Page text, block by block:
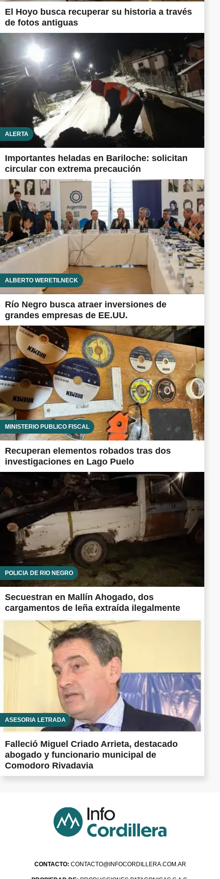
El Hoyo busca recuperar su historia a través
de fotos antiguas
ALERTA
Importantes heladas en Bariloche: solicitan
circular con extrema precaución
ALBERTO WERETILNECK
Río Negro busca atraer inversiones de
grandes empresas de EE.UU.
MINISTERIO PÚBLICO FISCAL
Recuperan elementos robados tras dos
investigaciones en Lago Puelo
POLICÍA DE RÍO NEGRO
Secuestran en Mallín Ahogado, dos
cargamentos de leña extraída ilegalmente
ASESORÍA LETRADA
Falleció Miguel Criado Arrieta, destacado
abogado y funcionario municipal de
Comodoro Rivadavia
CONTACTO: CONTACTO@INFOCORDILLERA.COM.AR